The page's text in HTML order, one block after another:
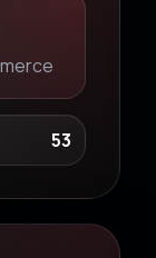
53